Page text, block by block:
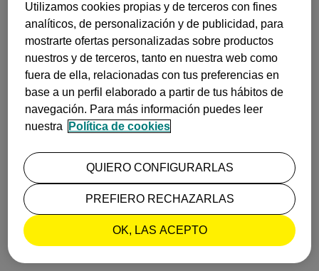
Si somos fans de los centros comerciales, conviene guardar
unas horas para dirigirnos a lasGalerías Lafayette(si te
encanta en verano, que lo hará, en Navidad es una auténtica
locura), alForum des Halleso aPrintemps, este último con
artículos de lujo. Para souvenirs curiosos y antigüedades,
nada mejor que darse un paseo porMontmartre, y si
buscamos modahipstercon un punto sofisticado, a cargo de
diseñadores locales e internacionales, nada mejor que
galerías de arte y de su profusa oferta cultural.
Encuentra vuelos baratos a París
6. Barcelona, alma mediterránea
Utilizamos cookies propias y de terceros con fines
analíticos, de personalización y de publicidad, para
mostrarte ofertas personalizadas sobre productos
nuestros y de terceros, tanto en nuestra web como
fuera de ella, relacionadas con tus preferencias en
base a un perfil elaborado a partir de tus hábitos de
navegación. Para más información puedes leer
nuestra
Política de cookies
PREFIERO RECHAZARLAS
OK, LAS ACEPTO
QUIERO CONFIGURARLAS